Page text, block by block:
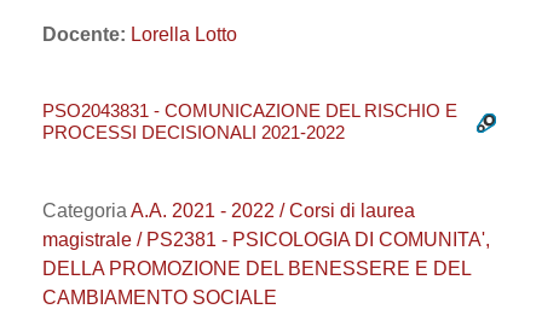
Docente: Lorella Lotto
PSO2043831 - COMUNICAZIONE DEL RISCHIO E
PROCESSI DECISIONALI 2021-2022
Categoria A.A. 2021 - 2022 / Corsi di laurea
magistrale / PS2381 - PSICOLOGIA DI COMUNITA',
DELLA PROMOZIONE DEL BENESSERE E DEL
CAMBIAMENTO SOCIALE